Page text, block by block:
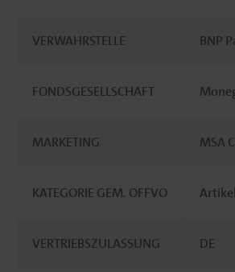
VERWAHRSTELLE BNP
FONDSGESELLSCHAFT
MARKETING MSA
KATEGORIE GEM. OFFVO
VERTRIEBSZULASSUNG DE